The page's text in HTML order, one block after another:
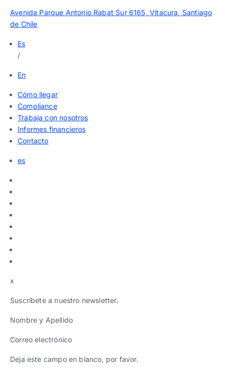
Avenida Parque Antonio Rabat Sur 6165, Vitacura, Santiago
de Chile
Es
/
En
Cómo llegar
Compliance
Trabaja con nosotros
Informes financieros
Contacto
es
x
Suscríbete a nuestro newsletter.
Nombre y Apellido
Correo electrónico
Deja este campo en blanco, por favor.